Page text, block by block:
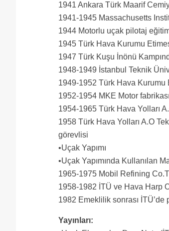
1941 Ankara Türk Maarif
1941-1945 Massachusetts
1944 Motorlu uçak pilotaj
1945 Türk Hava Kurumu
1947 Türk Kuşu İnönü
1948-1949 İstanbul Teknik
1949-1952 Türk Hava Kurumu
1952-1954 MKE Motor
1954-1965 Türk Hava Yolları
1958 Türk Hava Yolları A.O
görevlisi
•Uçak Yapımı
•Uçak Yapımında Kullanılan
1965-1975 Mobil Refining
1958-1982 İTÜ ve Hava Harp
1982 Emeklilik sonrası
Yayınları: